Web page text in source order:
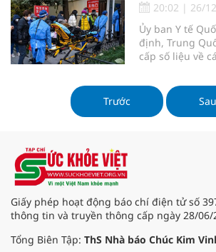
20:02 | 26/
Ủy ban Y tế
định, Trung
cấp số liệu về
sau khi "Zero-
Trước
Giấy phép hoạt động báo chí điện tử số
thông tin và truyền thông cấp ngày 28/06/
Tổng Biên Tập: ThS Nhà báo Chúc Kim